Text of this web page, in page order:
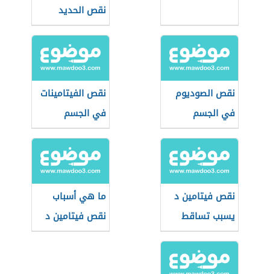
نقص الحديد
نقص الصوديوم
في الجسم
نقص الفيتامينات
في الجسم
نقص فيتامين د
يسبب تساقط
الشعر
ما هي أسباب
نقص فيتامين د